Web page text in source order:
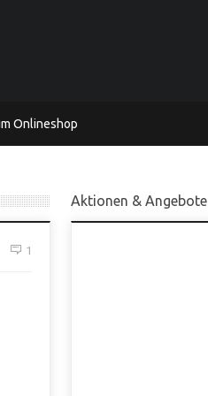
Onlineshop
1
Aktionen & Angebote